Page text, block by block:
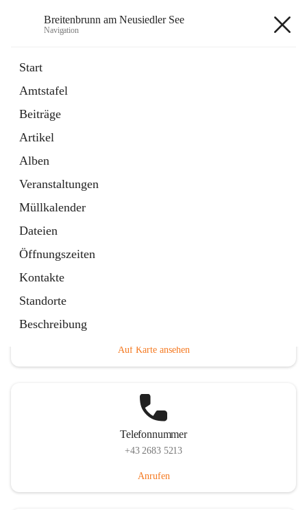
Breitenbrunn am Neusiedler See
Navigation
Start
Amtstafel
Beiträge
Artikel
Alben
Veranstaltungen
Müllkalender
Dateien
Öffnungszeiten
Kontakte
Standorte
Beschreibung
18 Schnellzugriffe
Gemeindeservice
Auf Karte ansehen
Telefonnummer
+43 2683 5213
Anrufen